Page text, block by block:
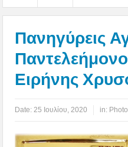
Πανηγύρεις
Ειρήνης
Date: 25 Ιουλίου, 2020 in: